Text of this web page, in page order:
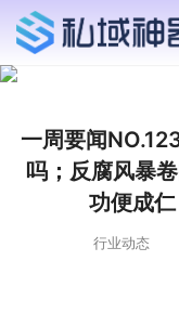
一周要闻
吗；反腐风暴
功便成
行业动态